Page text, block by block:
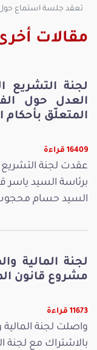
تعقد جلسة استماع حول
مقالات
لجنة التشريع
المتعلّق
16409 قراءة
برئاسة السيد ياسر
السيد حسام محجوب
لجنة المالية
مشروع قانون
11673 قراءة
واصلت لجنة
بالاشتراك مع لجنة